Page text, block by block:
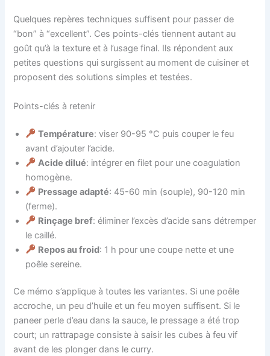
Quelques repères techniques suffisent pour passer de
“bon” à “excellent”. Ces points-clés tiennent autant au
goût qu’à la texture et à l’usage final. Ils répondent aux
petites questions qui surgissent au moment de cuisiner et
proposent des solutions simples et testées.
Points-clés à retenir
Température: viser 90-95 °C puis couper le feu
avant d’ajouter l’acide.
Acide dilué: intégrer en filet pour une coagulation
homogène.
Pressage adapté: 45-60 min (souple), 90-120 min
(ferme).
Rinçage bref: éliminer l’excès d’acide sans détremper
le caillé.
Repos au froid: 1 h pour une coupe nette et une
poêle sereine.
Ce mémo s’applique à toutes les variantes. Si une poêle
accroche, un peu d’huile et un feu moyen suffisent. Si le
paneer perle d’eau dans la sauce, le pressage a été trop
court; un rattrapage consiste à saisir les cubes à feu vif
avant de les plonger dans le curry.